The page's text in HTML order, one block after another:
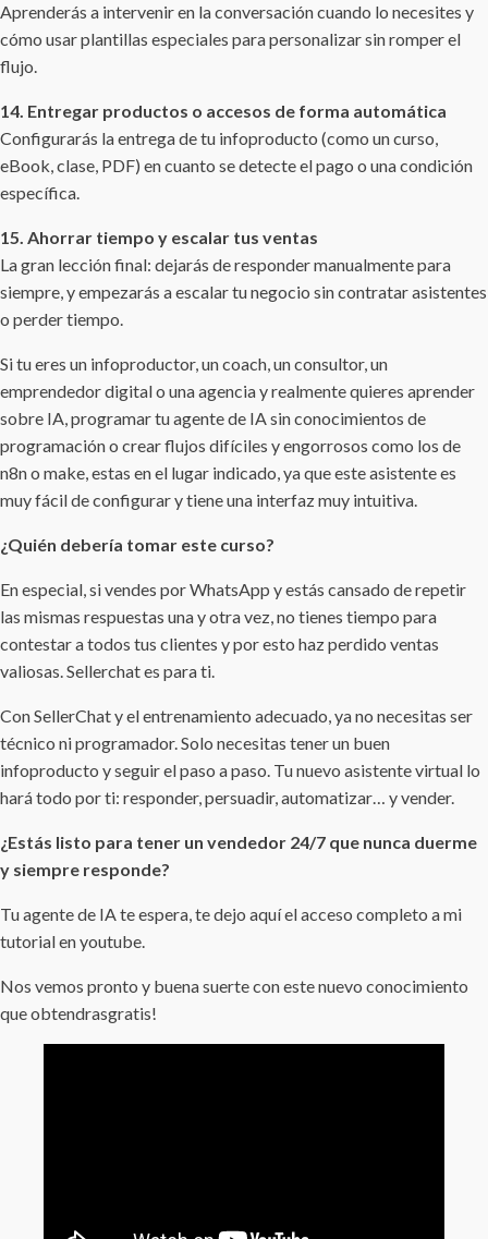
Aprenderás a intervenir en la conversación cuando lo necesites y
cómo usar plantillas especiales para personalizar sin romper el
flujo.
14. Entregar productos o accesos de forma automática
Configurarás la entrega de tu infoproducto (como un curso,
eBook, clase, PDF) en cuanto se detecte el pago o una condición
específica.
15. Ahorrar tiempo y escalar tus ventas
La gran lección final: dejarás de responder manualmente para
siempre, y empezarás a escalar tu negocio sin contratar asistentes
o perder tiempo.
Si tu eres un infoproductor, un coach, un consultor, un
emprendedor digital o una agencia y realmente quieres aprender
sobre IA, programar tu agente de IA sin conocimientos de
programación o crear flujos difíciles y engorrosos como los de
n8n o make, estas en el lugar indicado, ya que este asistente es
muy fácil de configurar y tiene una interfaz muy intuitiva.
¿Quién debería tomar este curso?
En especial, si vendes por WhatsApp y estás cansado de repetir
las mismas respuestas una y otra vez, no tienes tiempo para
contestar a todos tus clientes y por esto haz perdido ventas
valiosas. Sellerchat es para ti.
Con SellerChat y el entrenamiento adecuado, ya no necesitas ser
técnico ni programador. Solo necesitas tener un buen
infoproducto y seguir el paso a paso. Tu nuevo asistente virtual lo
hará todo por ti: responder, persuadir, automatizar… y vender.
¿Estás listo para tener un vendedor 24/7 que nunca duerme
y siempre responde?
Tu agente de IA te espera, te dejo aquí el acceso completo a mi
tutorial en youtube.
Nos vemos pronto y buena suerte con este nuevo conocimiento
que obtendrasgratis!